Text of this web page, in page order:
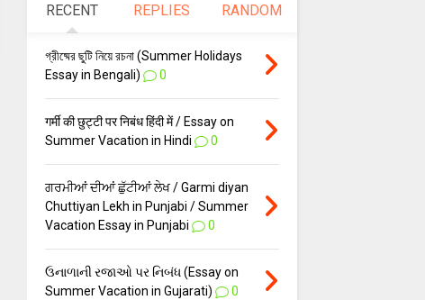
RECENT REPLIES RANDOM
গ্রীষ্মের ছুটি নিয়ে রচনা (Summer Holidays
Essay in Bengali)
0
गर्मी की छुट्टी पर निबंध हिंदी में / Essay on
Summer Vacation in Hindi
0
ਗਰਮੀਆਂ ਦੀਆਂ ਛੁੱਟੀਆਂ ਲੇਖ / Garmi diyan
Chuttiyan Lekh in Punjabi / Summer
Vacation Essay in Punjabi
0
ઉનાળાની રજાઓ પર નિબંધ (Essay on
Summer Vacation in Gujarati)
0